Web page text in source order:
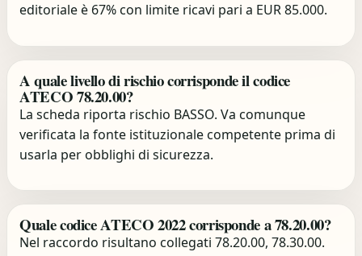
editoriale è 67% con limite ricavi pari a EUR 85.000.
A quale livello di rischio corrisponde il codice
ATECO 78.20.00?
La scheda riporta rischio BASSO. Va comunque
verificata la fonte istituzionale competente prima di
usarla per obblighi di sicurezza.
Quale codice ATECO 2022 corrisponde a 78.20.00?
Nel raccordo risultano collegati 78.20.00, 78.30.00.